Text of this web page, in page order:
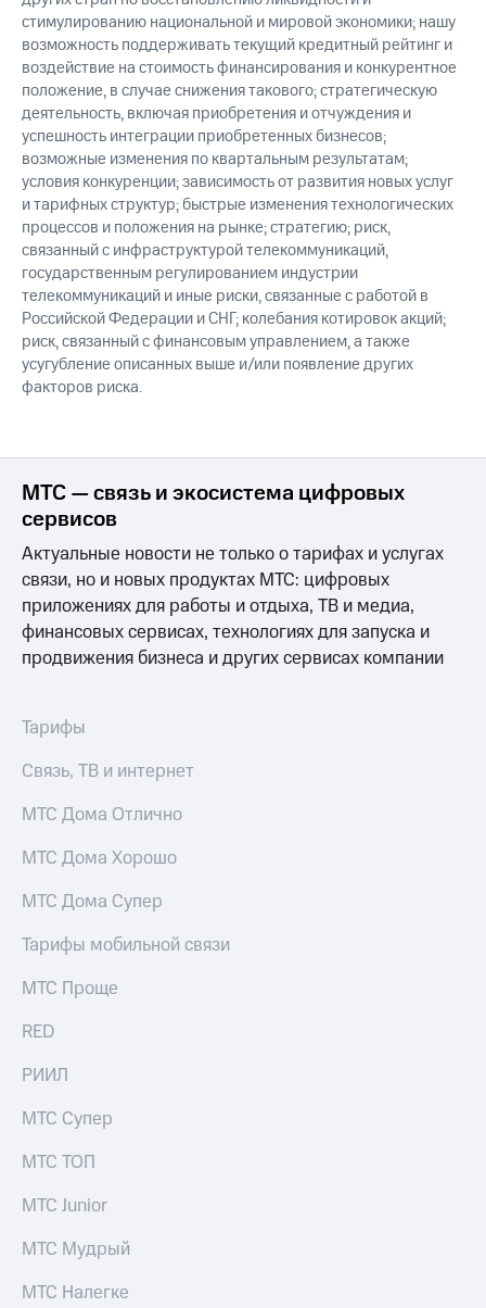
стимулированию национальной и мировой экономики; нашу
возможность поддерживать текущий кредитный рейтинг и
воздействие на стоимость финансирования и конкурентное
положение, в случае снижения такового; стратегическую
деятельность, включая приобретения и отчуждения и
успешность интеграции приобретенных бизнесов;
возможные изменения по квартальным результатам;
условия конкуренции; зависимость от развития новых услуг
и тарифных структур; быстрые изменения технологических
процессов и положения на рынке; стратегию; риск,
связанный с инфраструктурой телекоммуникаций,
государственным регулированием индустрии
телекоммуникаций и иные риски, связанные с работой в
Российской Федерации и СНГ; колебания котировок акций;
риск, связанный с финансовым управлением, а также
усугубление описанных выше и/или появление других
факторов риска.
МТС — связь и экосистема цифровых
сервисов
Актуальные новости не только о тарифах и услугах
связи, но и новых продуктах МТС: цифровых
приложениях для работы и отдыха, ТВ и медиа,
финансовых сервисах, технологиях для запуска и
продвижения бизнеса и других сервисах компании
Тарифы
Связь, ТВ и интернет
МТС Дома Отлично
МТС Дома Хорошо
МТС Дома Супер
Тарифы мобильной связи
МТС Проще
RED
РИИЛ
МТС Супер
МТС ТОП
МТС Junior
МТС Мудрый
МТС Налегке